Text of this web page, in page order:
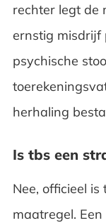
rechter legt de
ernstig misdrijf
psychische
herhaling
Is tbs een
Nee, officieel
maatregel.